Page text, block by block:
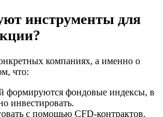
инструменты для
компаниях, а именно о
что:
формируются фондовые индексы, в
инвестировать.
с помощью CFD-контрактов.